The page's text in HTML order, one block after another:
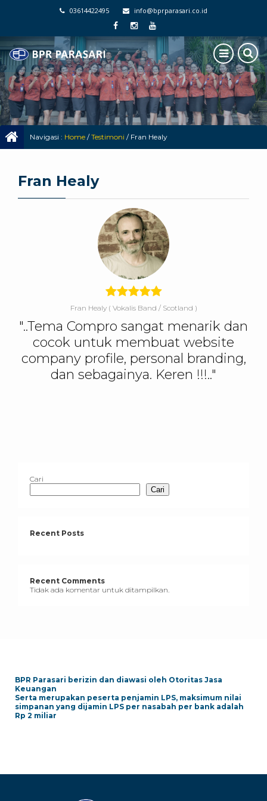
03614422495 info@bprparasari.co.id
Navigasi : Home /Testimoni / Fran Healy
Fran Healy
Fran Healy ( Vokalis Band / Scotland )
"..Tema Compro sangat menarik dan
cocok untuk membuat website
company profile, personal branding,
dan sebagainya. Keren !!!.."
Cari
Cari
Recent Posts
Recent Comments
Tidak ada komentar untuk ditampilkan.
BPR Parasari berizin dan diawasi oleh Otoritas Jasa
Keuangan
Serta merupakan peserta penjamin LPS, maksimum nilai
simpanan yang dijamin LPS per nasabah per bank adalah
Rp 2 miliar